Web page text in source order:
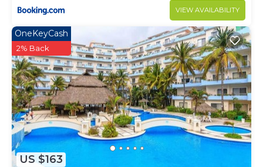
VIEW AVAILABILITY
US $163
OneKeyCash
2% Back